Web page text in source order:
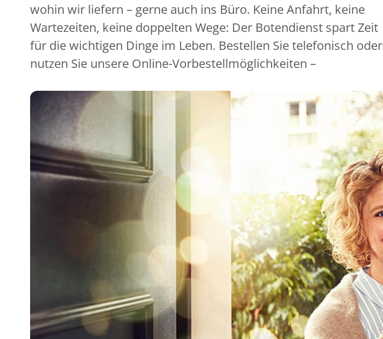
wohin wir liefern – gerne auch ins Büro. Keine Anfahrt, keine
Wartezeiten, keine doppelten Wege: Der Botendienst spart Zeit
für die wichtigen Dinge im Leben. Bestellen Sie telefonisch oder
nutzen Sie unsere Online-Vorbestellmöglichkeiten –